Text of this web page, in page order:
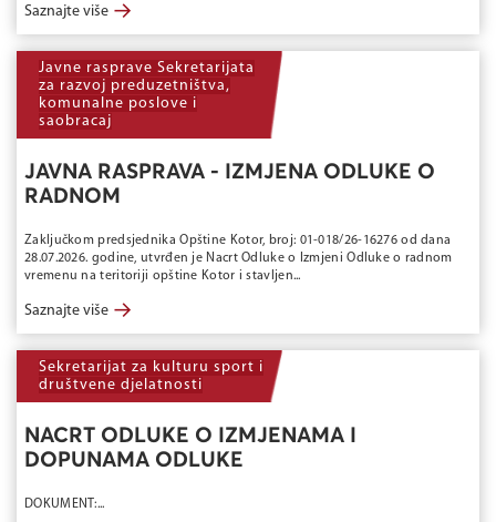
Saznajte više →
Javne rasprave Sekretarijata
za razvoj preduzetništva,
komunalne poslove i
saobracaj
JAVNA RASPRAVA - IZMJENA ODLUKE O
RADNOM
Zaključkom predsjednika Opštine Kotor, broj: 01-018/26-16276 od dana
28.07.2026. godine, utvrđen je Nacrt Odluke o Izmjeni Odluke o radnom
vremenu na teritoriji opštine Kotor i stavljen...
Saznajte više →
Sekretarijat za kulturu sport i
društvene djelatnosti
NACRT ODLUKE O IZMJENAMA I
DOPUNAMA ODLUKE
DOKUMENT:...